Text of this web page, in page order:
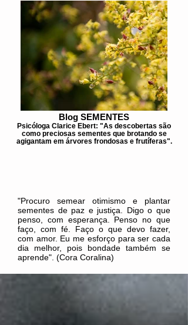
Blog SEMENTES
Psicóloga Clarice Ebert: "As descobertas são
como preciosas sementes que brotando se
agigantam em árvores frondosas e frutíferas".
"Procuro semear otimismo e plantar
sementes de paz e justiça. Digo o que
penso, com esperança. Penso no que
faço, com fé. Faço o que devo fazer,
com amor. Eu me esforço para ser cada
dia melhor, pois bondade também se
aprende". (Cora Coralina)